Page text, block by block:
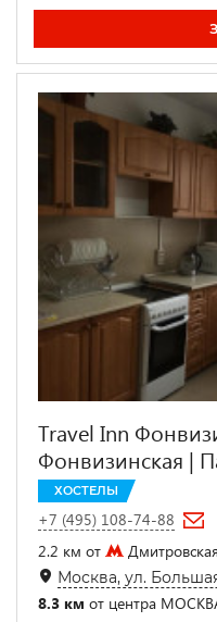
Travel Inn
Фонвизинская |
ХОСТЕЛЫ
+7 (495) 108-74-88
2.2 км от
Дмитровская
Москва, ул.
8.3 км от центра